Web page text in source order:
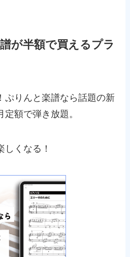
が半額で買えるプラ
ぷりんと楽譜なら話題の新
額で弾き放題。
しくなる！